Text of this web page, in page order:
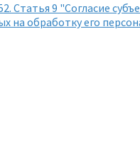
Статья 9 "Согласие
на обработку его